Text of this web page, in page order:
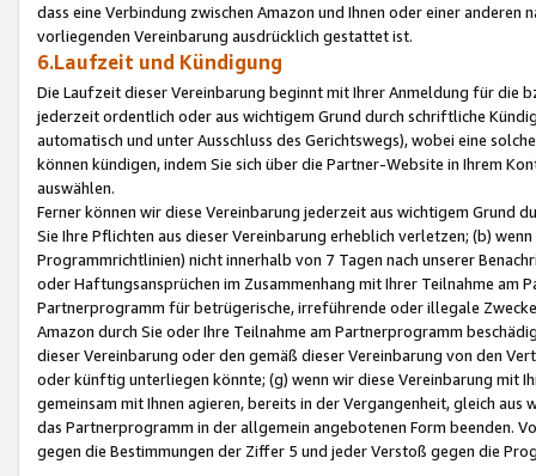
dass eine Verbindung zwischen Amazon und Ihnen oder einer
vorliegenden Vereinbarung ausdrücklich gestattet ist.
6.Laufzeit und Kündigung
Die Laufzeit dieser Vereinbarung beginnt mit Ihrer Anmeldung für die
jederzeit ordentlich oder aus wichtigem Grund durch schriftliche
automatisch und unter Ausschluss des Gerichtswegs), wobei eine
können kündigen, indem Sie sich über die Partner-Website in Ihrem
auswählen.
Ferner können wir diese Vereinbarung jederzeit aus wichtigem Grund
Sie Ihre Pflichten aus dieser Vereinbarung erheblich verletzen; (b)
Programmrichtlinien) nicht innerhalb von 7 Tagen nach unserer
oder Haftungsansprüchen im Zusammenhang mit Ihrer Teilnahme am
Partnerprogramm für betrügerische, irreführende oder illegale
Amazon durch Sie oder Ihre Teilnahme am Partnerprogramm
dieser Vereinbarung oder den gemäß dieser Vereinbarung von den
oder künftig unterliegen könnte; (g) wenn wir diese Vereinbarung mit
gemeinsam mit Ihnen agieren, bereits in der Vergangenheit, gleich
das Partnerprogramm in der allgemein angebotenen Form beenden.
gegen die Bestimmungen der Ziffer 5 und jeder Verstoß gegen die